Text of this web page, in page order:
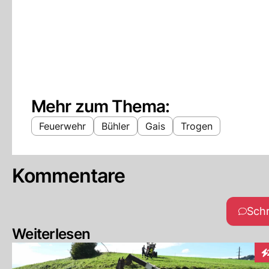
Mehr zum Thema:
Feuerwehr Bühler Gais Trogen
Kommentare
Weiterlesen